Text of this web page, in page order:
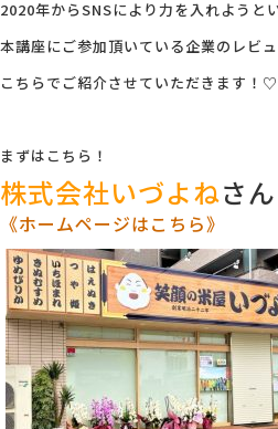
2020年からSNSにより力を入れようと
本講座にご参加頂いている企業のレビ
こちらでご紹介させていただきます！♡
まずはこちら！
株式会社いづよねさん
《ホームページはこちら》